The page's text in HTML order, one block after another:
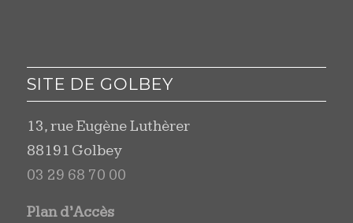
SITE DE GOLBEY
13, rue Eugène Luthèrer
88191 Golbey
03 29 68 70 00
Plan d’Accès